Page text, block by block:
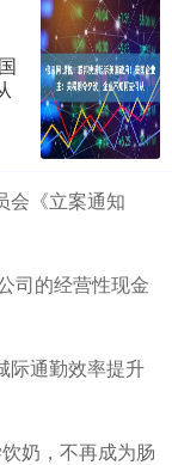
会《立案通知
司的经营性现金
际通勤效率提升
奶，不再成为肠